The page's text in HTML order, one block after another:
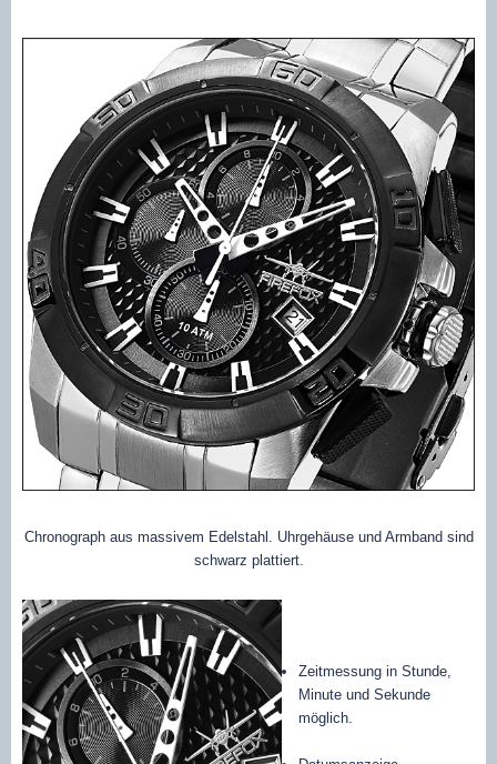
Chronograph aus massivem Edelstahl. Uhrgehäuse und Armband sind
schwarz plattiert.
Zeitmessung in Stunde,
Minute und Sekunde
möglich.